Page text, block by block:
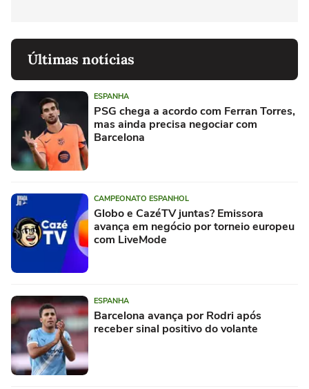
Últimas notícias
ESPANHA
PSG chega a acordo com Ferran Torres,
mas ainda precisa negociar com
Barcelona
CAMPEONATO ESPANHOL
Globo e CazéTV juntas? Emissora
avança em negócio por torneio europeu
com LiveMode
ESPANHA
Barcelona avança por Rodri após
receber sinal positivo do volante